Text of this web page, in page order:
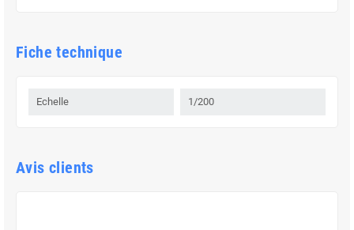
Fiche technique
Echelle 1/200
Avis clients